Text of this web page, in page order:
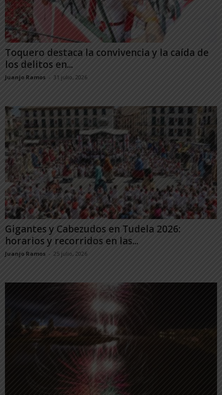
Toquero destaca la convivencia y la caída de
los delitos en...
Juanjo Ramos - 31 julio, 2026
Gigantes y Cabezudos en Tudela 2026:
horarios y recorridos en las...
Juanjo Ramos - 25 julio, 2026